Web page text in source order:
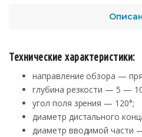
Технические характеристики:
направление обзора —
глубина резкости — 5 —
угол поля зрения — 120°;
диаметр дистального
диаметр вводимой части